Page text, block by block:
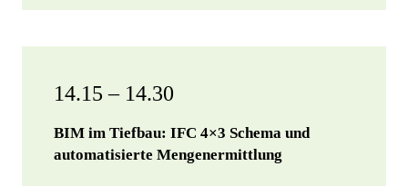
14.15 – 14.30
BIM im Tiefbau: IFC 4×3 Schema und
automatisierte Mengenermittlung